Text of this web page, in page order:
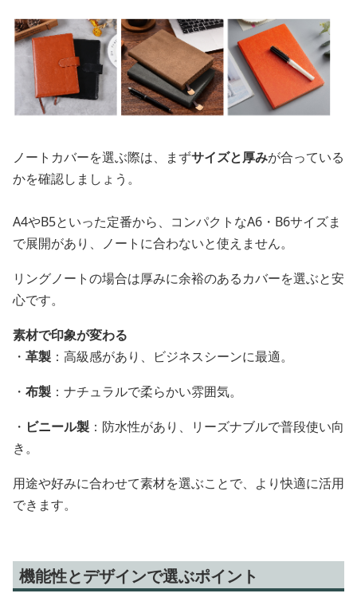
ノートカバーを選ぶ際は、まずサイズと厚みが合っている
かを確認しましょう。
A4やB5といった定番から、コンパクトなA6・B6サイズま
で展開があり、ノートに合わないと使えません。
リングノートの場合は厚みに余裕のあるカバーを選ぶと安
心です。
素材で印象が変わる
・ 革製 ：高級感があり、ビジネスシーンに最適。
・ 布製 ：ナチュラルで柔らかい雰囲気。
・ ビニール製 ：防水性があり、リーズナブルで普段使い向
き。
用途や好みに合わせて素材を選ぶことで、より快適に活用
できます。
機能性とデザインで選ぶポイント